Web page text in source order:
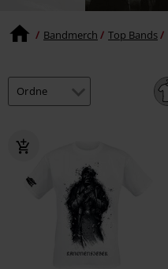
Bandmerch Top Bands